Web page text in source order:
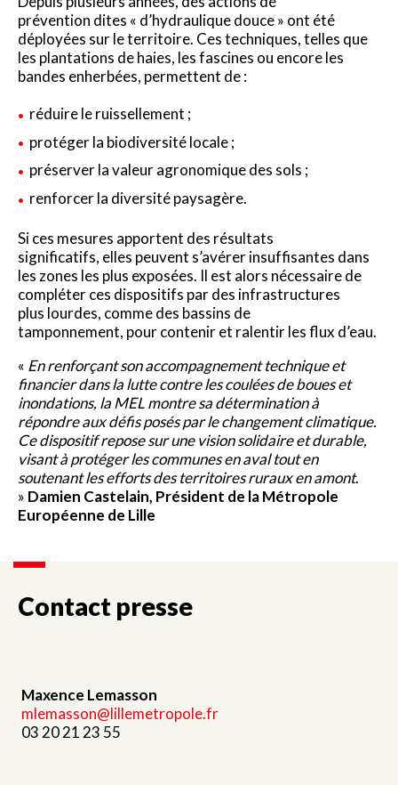
prévention dites « d’hydraulique douce » ont été
déployées sur le territoire. Ces techniques, telles que
les plantations de haies, les fascines ou encore les
bandes enherbées, permettent de :
réduire le ruissellement ;
protéger la biodiversité locale ;
préserver la valeur agronomique des sols ;
renforcer la diversité paysagère.
Si ces mesures apportent des résultats
significatifs, elles peuvent s’avérer insuffisantes dans
les zones les plus exposées. Il est alors nécessaire de
compléter ces dispositifs par des infrastructures
plus lourdes, comme des bassins de
tamponnement, pour contenir et ralentir les flux d’eau.
« En renforçant son accompagnement technique et
financier dans la lutte contre les coulées de boues et
inondations, la MEL montre sa détermination à
répondre aux défis posés par le changement climatique.
Ce dispositif repose sur une vision solidaire et durable,
visant à protéger les communes en aval tout en
soutenant les efforts des territoires ruraux en amont.
» Damien Castelain, Président de la Métropole
Européenne de Lille
Contact presse
Maxence Lemasson
mlemasson@lillemetropole.fr
03 20 21 23 55